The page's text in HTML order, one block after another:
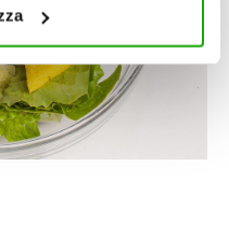
installati cookie sul tuo
necessari ai fini del